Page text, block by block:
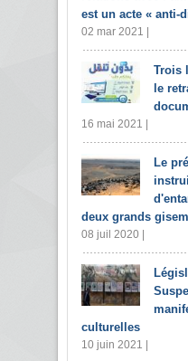
est un acte « anti-
02 mar 2021 |
Trois
le
16 mai 2021 |
Le
deux grands
08 juil 2020 |
culturelles
10 juin 2021 |